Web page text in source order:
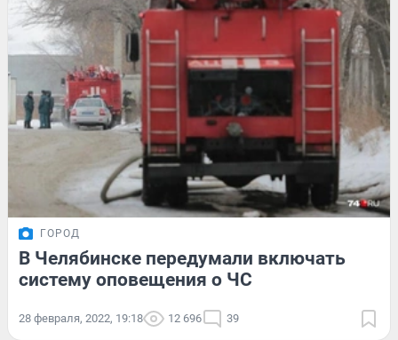
ГОРОД
В Челябинске передумали включать
систему оповещения о ЧС
28 февраля, 2022, 19:18 12 696 39